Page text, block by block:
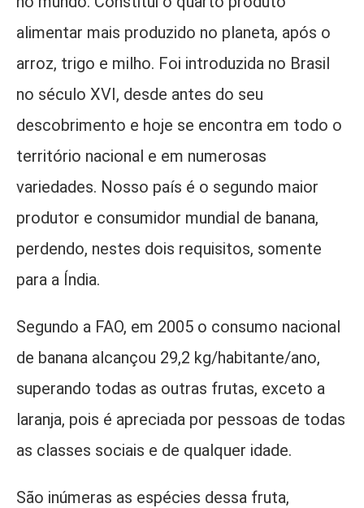
alimentar mais produzido no planeta, após o
arroz, trigo e milho. Foi introduzida no Brasil
no século XVI, desde antes do seu
descobrimento e hoje se encontra em todo o
território nacional e em numerosas
variedades. Nosso país é o segundo maior
produtor e consumidor mundial de banana,
perdendo, nestes dois requisitos, somente
para a Índia.
Segundo a FAO, em 2005 o consumo nacional
de banana alcançou 29,2 kg/habitante/ano,
superando todas as outras frutas, exceto a
laranja, pois é apreciada por pessoas de todas
as classes sociais e de qualquer idade.
São inúmeras as espécies dessa fruta,